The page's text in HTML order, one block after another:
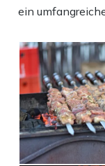
ein